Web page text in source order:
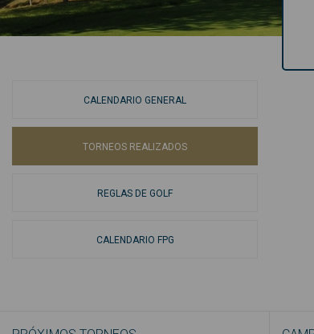
CALENDARIO GENERAL
TORNEOS REALIZADOS
REGLAS DE GOLF
CALENDARIO FPG